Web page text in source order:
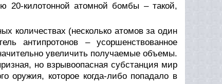
20-килотонной атомной бомбы – такой,
количествах (несколько атомов за один
антипротонов – усоршенствованное
увеличить получаемые объемы.
но взрывоопасная субстанция мир
оружия, которое когда-либо попадало в